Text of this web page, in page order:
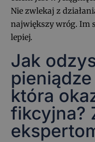
Nie zwlekaj z
największy wróg. Im
lepiej.
Jak
która
fikcyjna?